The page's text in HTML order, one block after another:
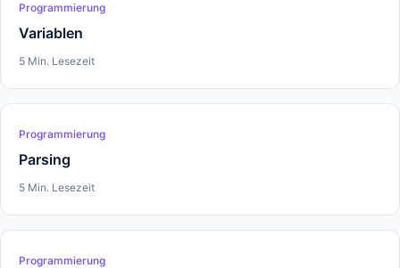
Programmierung
Variablen
5 Min. Lesezeit
Programmierung
Parsing
5 Min. Lesezeit
Programmierung